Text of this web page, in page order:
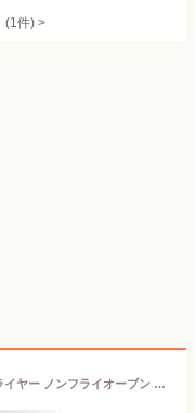
(1件) >
レコルト recolte エアオーブン ノンフライヤー ノンフライオーブン 小型 家庭用 AIR OVEN RAO-1